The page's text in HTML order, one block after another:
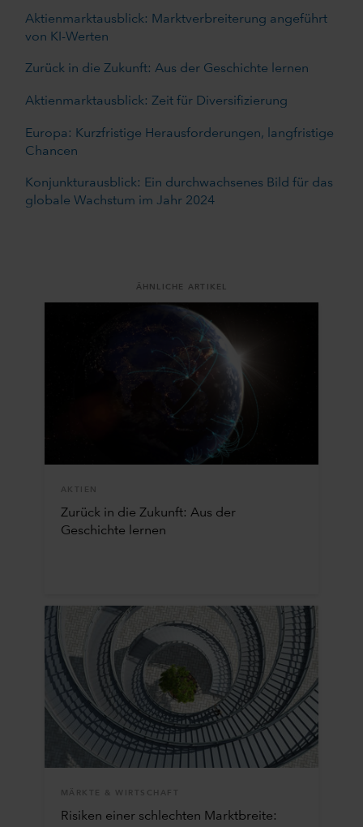
Aktienmarktausblick: Marktverbreiterung angeführt
von KI-Werten
Zurück in die Zukunft: Aus der Geschichte lernen
Aktienmarktausblick: Zeit für Diversifizierung
Europa: Kurzfristige Herausforderungen, langfristige
Chancen
Konjunkturausblick: Ein durchwachsenes Bild für das
globale Wachstum im Jahr 2024
ÄHNLICHE ARTIKEL
AKTIEN
Zurück in die Zukunft: Aus der
Geschichte lernen
MÄRKTE & WIRTSCHAFT
Risiken einer schlechten Marktbreite: